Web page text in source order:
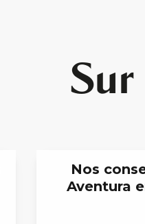
Sur
Nos
Aventura